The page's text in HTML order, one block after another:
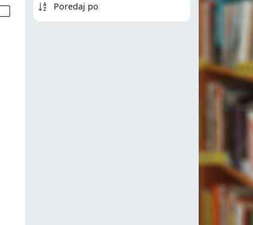
Poredaj po